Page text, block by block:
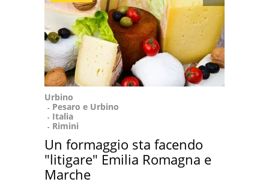
Urbino
Pesaro e Urbino
Italia
Rimini
Un formaggio sta facendo
"litigare" Emilia Romagna e
Marche